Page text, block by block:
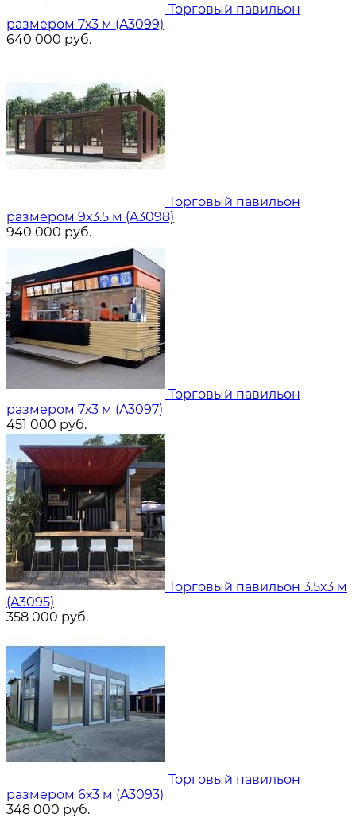
Торговый павильон
размером 7х3 м (A3099)
640 000 руб.
Торговый павильон
размером 9х3.5 м (A3098)
940 000 руб.
Торговый павильон
размером 7х3 м (A3097)
451 000 руб.
Торговый павильон 3.5х3 м
(A3095)
358 000 руб.
Торговый павильон
размером 6х3 м (A3093)
348 000 руб.